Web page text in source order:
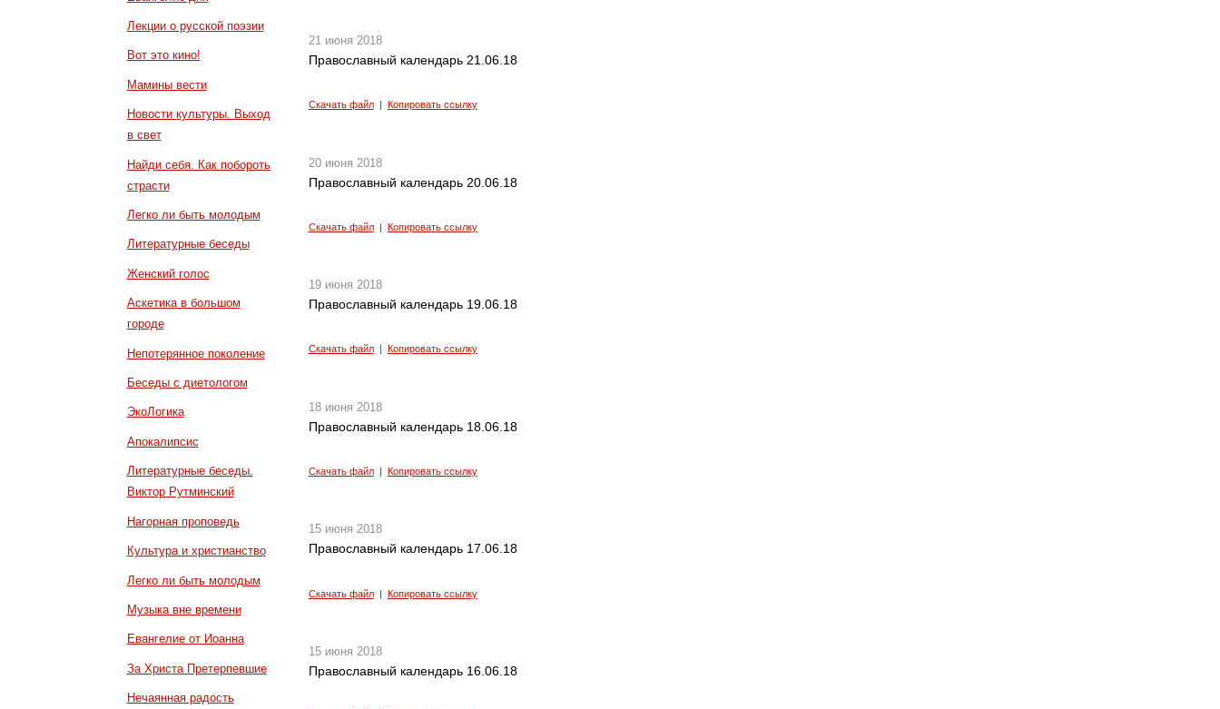
Лекции о русской поэзии
Вот это кино!
Мамины вести
Новости культуры. Выход
в свет
Найди себя. Как побороть
страсти
Легко ли быть молодым
Литературные беседы
Женский голос
Аскетика в большом
городе
Непотерянное поколение
Беседы с диетологом
ЭкоЛогика
Апокалипсис
Литературные беседы.
Виктор Рутминский
Нагорная проповедь
Культура и христианство
Легко ли быть молодым
Музыка вне времени
Евангелие от Иоанна
За Христа Претерпевшие
Нечаянная радость
21 июня 2018
Православный календарь 21.06.18
Скачать файл| Копировать ссылку
20 июня 2018
Православный календарь 20.06.18
Скачать файл| Копировать ссылку
19 июня 2018
Православный календарь 19.06.18
Скачать файл| Копировать ссылку
18 июня 2018
Православный календарь 18.06.18
Скачать файл| Копировать ссылку
15 июня 2018
Православный календарь 17.06.18
Скачать файл| Копировать ссылку
15 июня 2018
Православный календарь 16.06.18